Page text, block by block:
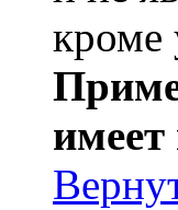
кроме